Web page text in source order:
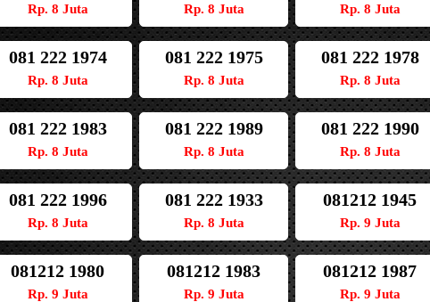
Rp. 8 Juta Rp. 8 Juta Rp. 8 Juta
081 222 1974
Rp. 8 Juta
081 222 1975
Rp. 8 Juta
081 222 1978
Rp. 8 Juta
081 222 1983
Rp. 8 Juta
081 222 1989
Rp. 8 Juta
081 222 1990
Rp. 8 Juta
081 222 1996
Rp. 8 Juta
081 222 1933
Rp. 8 Juta
081212 1945
Rp. 9 Juta
081212 1980
Rp. 9 Juta
081212 1983
Rp. 9 Juta
081212 1987
Rp. 9 Juta